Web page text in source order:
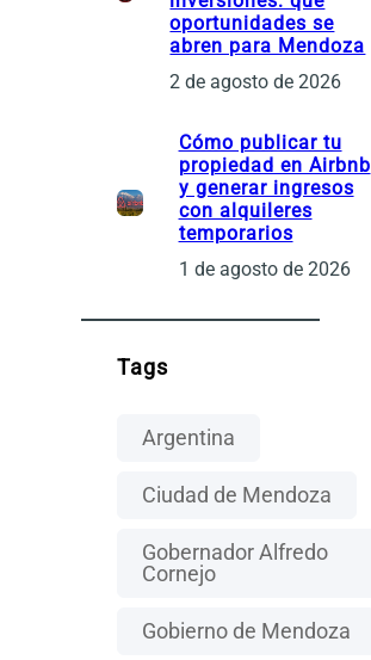
oportunidades se
abren para Mendoza
2 de agosto de 2026
Cómo publicar tu
propiedad en Airbnb
y generar ingresos
con alquileres
temporarios
1 de agosto de 2026
Tags
Argentina
Ciudad de Mendoza
Gobernador Alfredo
Cornejo
Gobierno de Mendoza